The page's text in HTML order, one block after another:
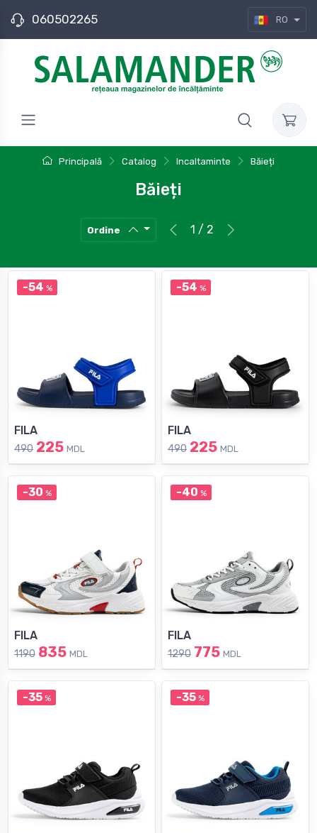
060502265 RO
Principală Catalog Incaltaminte Băieți
Băieți
Ordine 1 / 2
-54 %
FILA
490 225 MDL
-54 %
FILA
490 225 MDL
-30 %
FILA
1190 835 MDL
-40 %
FILA
1290 775 MDL
-35% -35%